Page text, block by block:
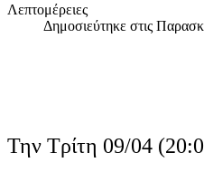
Λεπτομέρειες
Δημοσιεύτηκε στις
Την Τρίτη 09/04